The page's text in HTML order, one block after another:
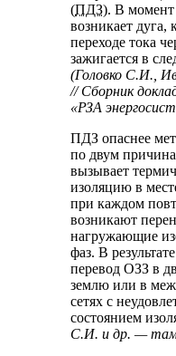
(ПДЗ). В момент
возникает дуга,
переходе тока
зажигается в
(Головко С.И.,
// Сборник
«РЗА
ПДЗ опаснее
по двум
вызывает
изоляцию в
при каждом
возникают
нагружающие
фаз. В
перевод ОЗЗ в
землю или в
сетях с
состоянием
С.И. и др. —